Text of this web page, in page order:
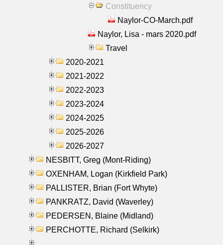
Constituency
Naylor-CO-March.pdf
Naylor, Lisa - mars 2020.pdf
Travel
2020-2021
2021-2022
2022-2023
2023-2024
2024-2025
2025-2026
2026-2027
NESBITT, Greg (Mont-Riding)
OXENHAM, Logan (Kirkfield Park)
PALLISTER, Brian (Fort Whyte)
PANKRATZ, David (Waverley)
PEDERSEN, Blaine (Midland)
PERCHOTTE, Richard (Selkirk)